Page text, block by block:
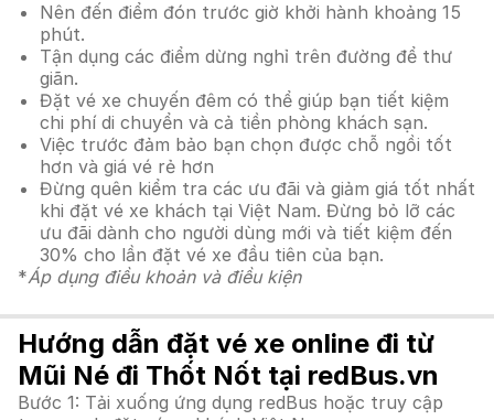
Nên đến điểm đón trước giờ khởi hành khoảng 15
phút.
Tận dụng các điểm dừng nghỉ trên đường để thư
giãn.
Đặt vé xe chuyến đêm có thể giúp bạn tiết kiệm
chi phí di chuyển và cả tiền phòng khách sạn.
Việc trước đảm bảo bạn chọn được chỗ ngồi tốt
hơn và giá vé rẻ hơn
Đừng quên kiểm tra các ưu đãi và giảm giá tốt nhất
khi đặt vé xe khách tại Việt Nam. Đừng bỏ lỡ các
ưu đãi dành cho người dùng mới và tiết kiệm đến
30% cho lần đặt vé xe đầu tiên của bạn.
*Áp dụng điều khoản và điều kiện
Hướng dẫn đặt vé xe online đi từ
Mũi Né đi Thốt Nốt tại redBus.vn
Bước 1: Tải xuống ứng dụng redBus hoặc truy cập